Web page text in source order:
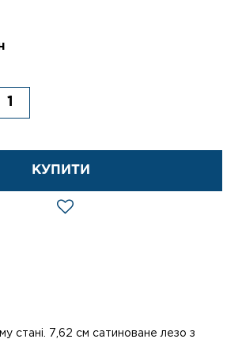
КУПИТИ
стані. 7,62 см сатиноване лезо з